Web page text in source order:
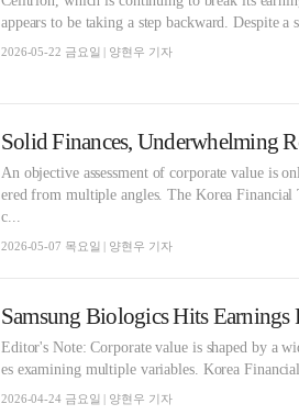
appears to be taking a step backward. Despite
2026-05-22 금요일 | 양현우 기자
An objective assessment of corporate value is
ered from multiple angles. The Korea
c...
2026-05-07 목요일 | 양현우 기자
Editor's Note: Corporate value is shaped by a
es examining multiple variables. Korea
2026-04-24 금요일 | 양현우 기자